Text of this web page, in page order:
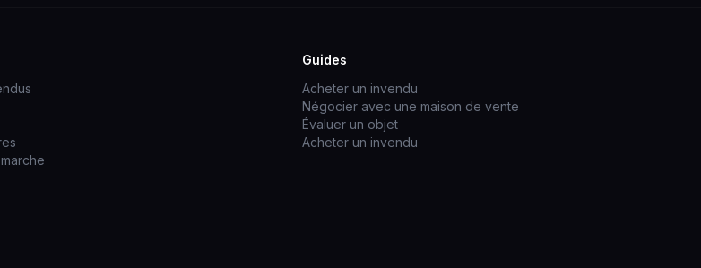
Guides
Acheter un invendu
Négocier avec une maison de vente
Évaluer un objet
Acheter un invendu